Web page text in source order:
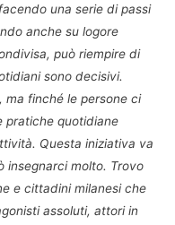
una serie di passi
anche su logore
può riempire di
sono decisivi.
ma finché le persone ci
pratiche quotidiane
Questa iniziativa va
insegnarci molto. Trovo
e cittadini milanesi che
assoluti, attori in